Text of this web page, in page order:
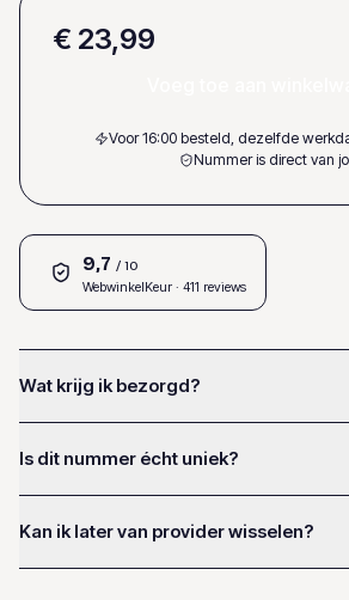
€ 23,99
Voor 16:00 besteld, dezelfde
Nummer is direct van
9,7 / 10
WebwinkelKeur · 411 reviews
Wat krijg ik bezorgd?
Is dit nummer écht uniek?
Kan ik later van provider wisselen?